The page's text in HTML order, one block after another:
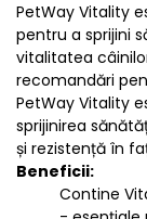
PetWay Vitality
pentru a sprijini
vitalitatea
recomandări
PetWay Vitality
sprijinirea
și rezistență în
Beneficii:
Contine